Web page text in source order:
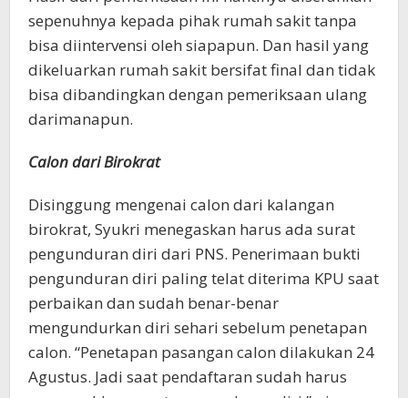
sepenuhnya kepada pihak rumah sakit tanpa
bisa diintervensi oleh siapapun. Dan hasil yang
dikeluarkan rumah sakit bersifat final dan tidak
bisa dibandingkan dengan pemeriksaan ulang
darimanapun.
Calon dari Birokrat
Disinggung mengenai calon dari kalangan
birokrat, Syukri menegaskan harus ada surat
pengunduran diri dari PNS. Penerimaan bukti
pengunduran diri paling telat diterima KPU saat
perbaikan dan sudah benar-benar
mengundurkan diri sehari sebelum penetapan
calon. “Penetapan pasangan calon dilakukan 24
Agustus. Jadi saat pendaftaran sudah harus